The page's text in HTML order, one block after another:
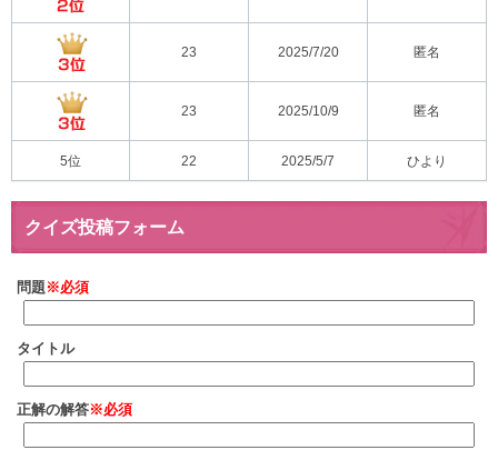
23 2025/7/20 匿名
23 2025/10/9 匿名
5位 22 2025/5/7 ひより
クイズ投稿フォーム
問題 ※必須
タイトル
正解の解答※必須